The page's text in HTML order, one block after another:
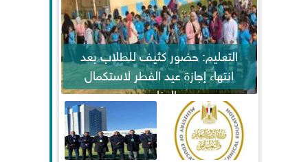
التعليم: حضور كثيف للطلاب بعد
انتهاء إجازة عيد الفطر لاستكمال
المناهج